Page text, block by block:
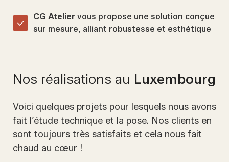
CG Atelier vous propose une solution conçue
sur mesure, alliant robustesse et esthétique
Nos réalisations au Luxembourg
Voici quelques projets pour lesquels nous avons
fait l’étude technique et la pose. Nos clients en
sont toujours très satisfaits et cela nous fait
chaud au cœur !